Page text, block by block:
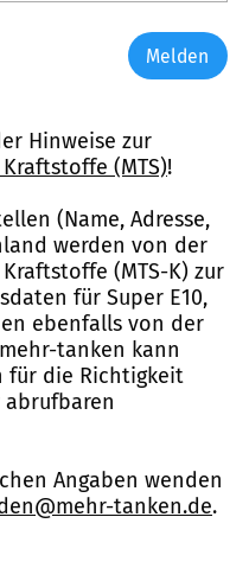
Melden
Hinweise zur
(MTS)!
(Name, Adresse,
werden von der
(MTS-K) zur
für Super E10,
ebenfalls von der
tanken kann
für die Richtigkeit
Angaben wenden
tanken.de.